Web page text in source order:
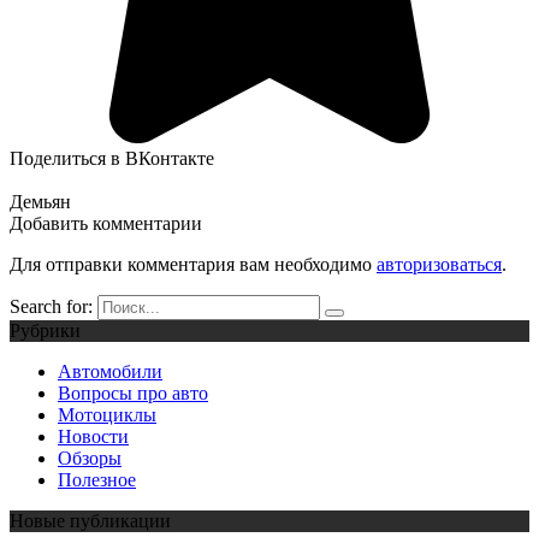
Поделиться в ВКонтакте
Демьян
Добавить комментарии
Для отправки комментария вам необходимо авторизоваться.
Search for:
Рубрики
Автомобили
Вопросы про авто
Мотоциклы
Новости
Обзоры
Полезное
Новые публикации